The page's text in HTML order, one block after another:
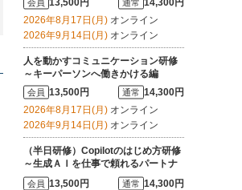
会員 13,500円 通常 14,300円
2026年8月17日(月) オンライン
2026年9月14日(月) オンライン
人を動かすコミュニケーション研修
～キーパーソンへ働きかける編
会員 13,500円 通常 14,300円
2026年8月17日(月) オンライン
2026年9月14日(月) オンライン
（半日研修）Copilotのはじめ方研修
～生成ＡＩを仕事で頼れるパートナ
ーにする
会員 13,500円 通常 14,300円